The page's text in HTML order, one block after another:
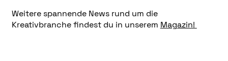
Weitere spannende News rund um die
Kreativbranche findest du in unserem Magazin!